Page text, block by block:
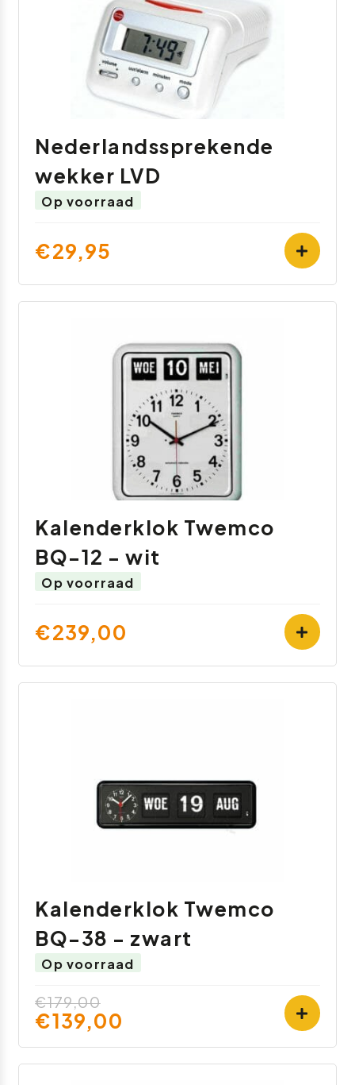
Nederlandssprekende
wekker LVD
Op voorraad
€29,95
Kalenderklok Twemco
BQ-12 - wit
Op voorraad
€239,00
Kalenderklok Twemco
BQ-38 - zwart
Op voorraad
€179,00
€139,00